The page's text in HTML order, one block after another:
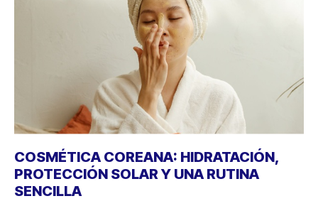
COSMÉTICA COREANA: HIDRATACIÓN,
PROTECCIÓN SOLAR Y UNA RUTINA
SENCILLA